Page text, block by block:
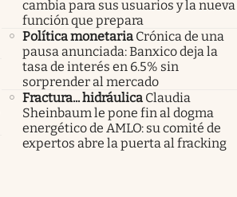
cambia para sus usuarios y la nueva
función que prepara
Política monetaria Crónica de una
pausa anunciada: Banxico deja la
tasa de interés en 6.5% sin
sorprender al mercado
Fractura... hidráulica Claudia
Sheinbaum le pone fin al dogma
energético de AMLO: su comité de
expertos abre la puerta al fracking